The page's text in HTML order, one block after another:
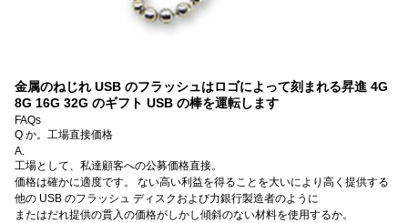
金属のねじれ USB のフラッシュはロゴによって刻まれる昇進 4G
8G 16G 32G のギフト USB の棒を運転します
FAQs
Q か。工場直接価格
A.
工場として、私達顧客への公募価格直接。
価格は確かに適度です。 ない高い利益を得ることを大いにより高く提供する
他の USB のフラッシュ ディスクおよび力銀行製造者のように
またはだれ提供の貫入の価格がしかし傾斜のない材料を使用するか。